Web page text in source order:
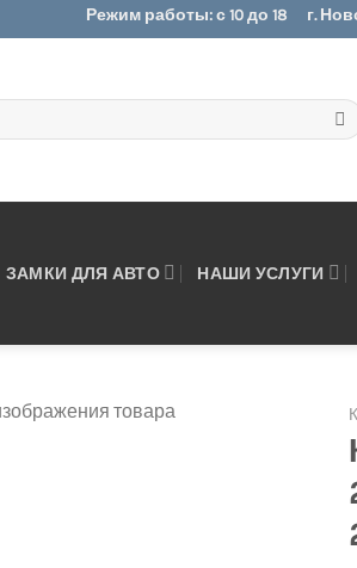
Режим работы: с 10 до 18 г.
ЗАМКИ ДЛЯ АВТО НАШИ УСЛУГИ